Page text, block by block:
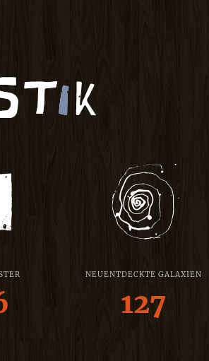
NEUENTDECKTE GALAXIEN
127